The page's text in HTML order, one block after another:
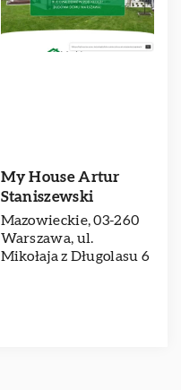
My House Artur
Staniszewski
Mazowieckie, 03-260
Warszawa, ul.
Mikołaja z Długolasu 6